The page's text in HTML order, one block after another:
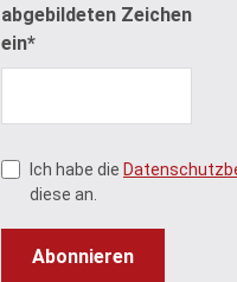
abgebildeten Zeichen
ein*
Ich habe die
diese an.
Abonnieren